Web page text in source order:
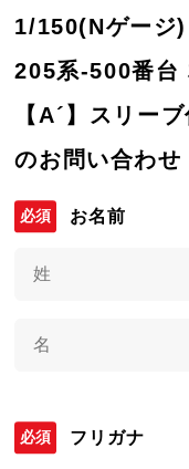
1/150(Nゲージ
205系-500番台
【A´】スリー
のお問い合わせ
お名前
フリガナ